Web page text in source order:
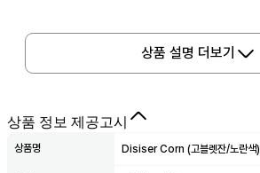
상품 설명 더보기
상품 정보 제공고시
상품명 Disiser Corn (고블렛잔/노란색)